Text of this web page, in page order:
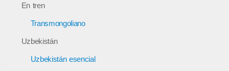
En tren
Transmongoliano
Uzbekistán
Uzbekistán esencial